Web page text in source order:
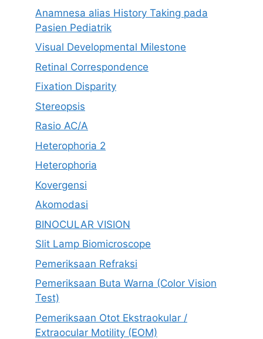
Anamnesa alias History Taking pada
Pasien Pediatrik
Visual Developmental Milestone
Retinal Correspondence
Fixation Disparity
Stereopsis
Rasio AC/A
Heterophoria 2
Heterophoria
Kovergensi
Akomodasi
BINOCULAR VISION
Slit Lamp Biomicroscope
Pemeriksaan Refraksi
Pemeriksaan Buta Warna (Color Vision
Test)
Pemeriksaan Otot Ekstraokular /
Extraocular Motility (EOM)